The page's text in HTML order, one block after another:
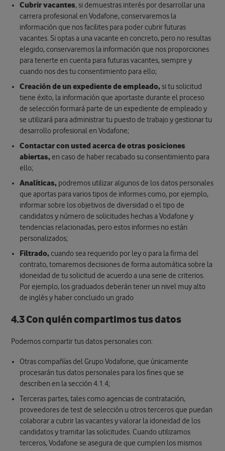
Cubrir vacantes, si demuestras interés por desarrollar una
carrera profesional en Vodafone, conservaremos la
información que nos facilites para poder cubrir futuras
vacantes. Si optas a una vacante en concreto, pero no resultas
elegido, conservaremos la información que nos proporciones
para tenerte en cuenta para futuras vacantes, siempre y
cuando nos des tu consentimiento para ello;
Creación de un expediente de empleado, si tu solicitud
tiene éxito, la información que aportaste durante el proceso
de selección formará parte de un expediente de empleado y
se utilizará para administrar tu puesto de trabajo y gestionar tu
desarrollo profesional en Vodafone;
Contactar con usted acerca de otras posiciones
abiertas,en caso de haber recabado su consentimiento para
ello;
Analíticas, podremos utilizar algunos de los datos personales
que aportas para varios tipos de informes como, por ejemplo,
informar sobre los objetivos de diversidad o el tipo de
candidatos y número de solicitudes hechas a Vodafone y
tendencias relacionadas, pero estos informes no están
personalizados;
Filtrado,cuando sea requerido por ley o para la firma del
contrato, tomaremos decisiones de forma automática sobre la
idoneidad de tu solicitud de acuerdo a una serie de criterios.
Por ejemplo, los graduados deberán tener un nivel muy alto
de inglés y haber concluido un grado
4.3 Con quién compartimos tus datos
Podemos compartir tus datos personales con:
Otras compañías del Grupo Vodafone, que únicamente
procesarán tus datos personales para los fines que se
describen en la sección 4.1.4;
Terceras partes, tales como agencias de contratación,
proveedores de test de selección u otros terceros que puedan
colaborar a cubrir las vacantes y valorar la idoneidad de los
candidatos y tramitar las solicitudes. Cuando utilizamos
terceros, Vodafone se asegura de que cumplen los mismos